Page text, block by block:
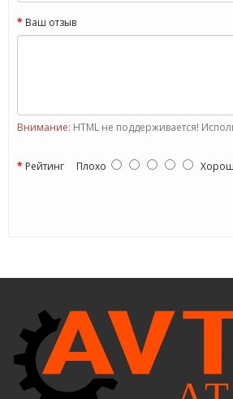
Ваш отзыв
Внимание: HTML не поддерживается!
Рейтинг Плохо